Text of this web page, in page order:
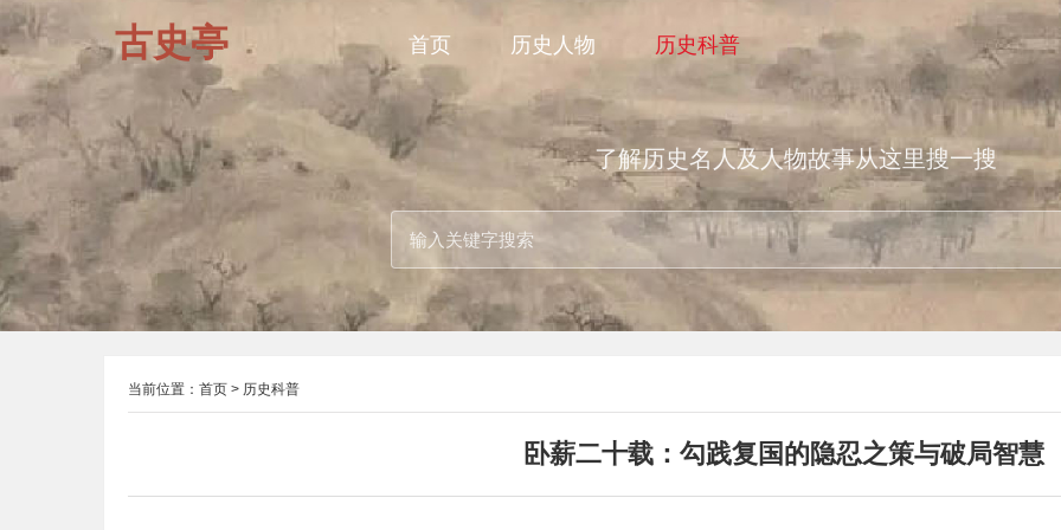
古史亭 首页 历史人物 历史科普
了解历史名人及人物故事从这里搜一搜
当前位置： 首页 > 历史科普
卧薪二十载：勾践复国的隐忍之策与破局智慧